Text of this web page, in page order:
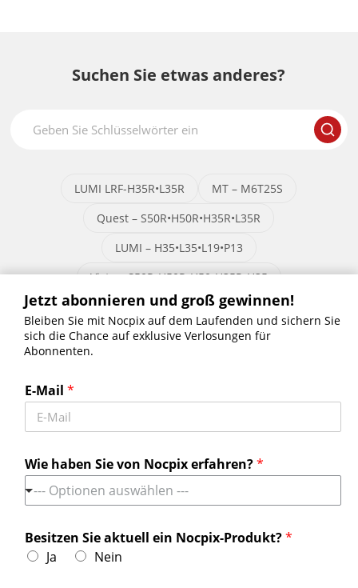
Suchen Sie etwas anderes?
LUMI LRF-H35R•L35R
MT – M6T25S
Quest – S50R•H50R•H35R•L35R
LUMI – H35•L35•L19•P13
Vista – S50R•H50R•H50•H35R•H35
Bleiben Sie mit Nocpix auf dem Laufenden und sichern Sie sich die
Chance auf exklusive Verlosungen für Abonnenten.
Erhalten Sie die neuesten Nachrichten
Kontaktieren Sie uns
Tel: +49 800 1806627
Email:
info.de@nocpix.com
Jetzt abonnieren und groß gewinnen!
Bleiben Sie mit Nocpix auf dem Laufenden und sichern Sie
sich die Chance auf exklusive Verlosungen für
Abonnenten.
E-Mail *
Wie haben Sie von Nocpix erfahren?*
--- Optionen auswählen ---
Besitzen Sie aktuell ein Nocpix-Produkt?*
Ja
Nein